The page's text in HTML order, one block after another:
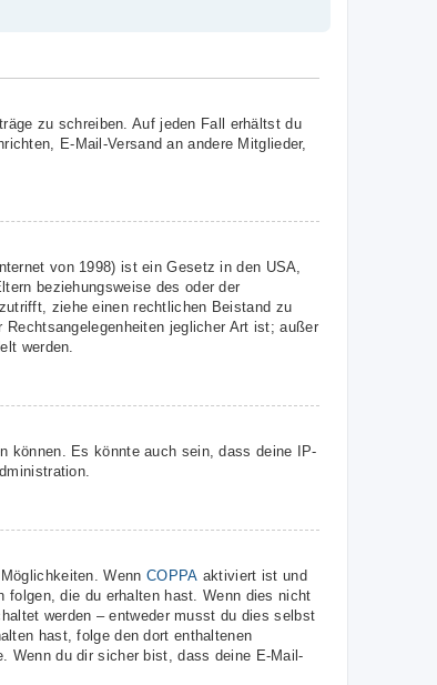
zu schreiben. Auf jeden Fall erhältst du
E-Mail-Versand an andere Mitglieder,
von 1998) ist ein Gesetz in den USA,
beziehungsweise des oder der
ziehe einen rechtlichen Beistand zu
jeglicher Art ist; außer
werden.
können. Es könnte auch sein, dass deine IP-
Wenn COPPA aktiviert ist und
folgen, die du erhalten hast. Wenn dies nicht
werden – entweder musst du dies selbst
hast, folge den dort enthaltenen
Wenn du dir sicher bist, dass deine E-Mail-